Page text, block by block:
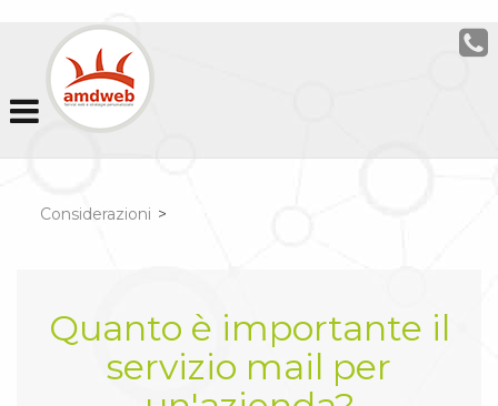
Considerazioni >
Quanto è importante il
servizio mail per